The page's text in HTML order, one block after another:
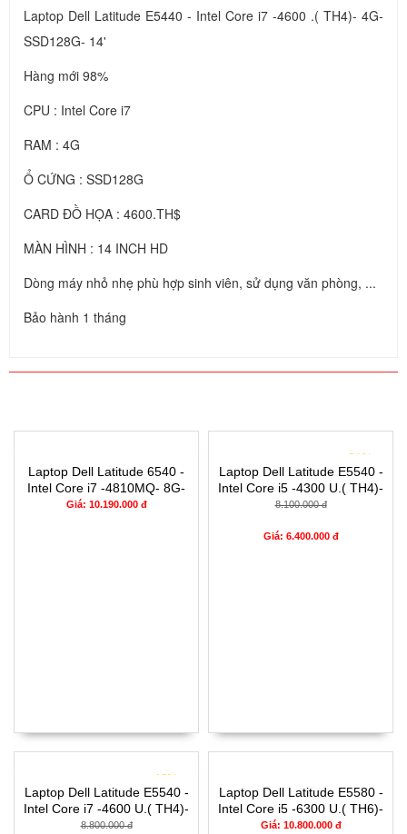
Laptop Dell Latitude E5440 - Intel Core i7 -4600 .( TH4)- 4G-
SSD128G- 14'
Hàng mới 98%
CPU : Intel Core i7
RAM : 4G
Ổ CỨNG : SSD128G
CARD ĐỒ HỌA : 4600.TH$
MÀN HÌNH : 14 INCH HD
Dòng máy nhỏ nhẹ phù hợp sinh viên, sử dụng văn phòng, ...
Bảo hành 1 tháng
Laptop Dell Latitude 6540 -
Intel Core i7 -4810MQ- 8G-
SSD240G - Đồ họa HD
Giá: 10.190.000 đ
- 21%
Laptop Dell Latitude E5540 -
Intel Core i5 -4300 U.( TH4)-
4G- SSD128G- 16.5'
8.100.000 đ
Giá: 6.400.000 đ
- 16%
Laptop Dell Latitude E5540 -
Intel Core i7 -4600 U.( TH4)-
4G- SSD128G- 16.5'
8.800.000 đ
Laptop Dell Latitude E5580 -
Intel Core i5 -6300 U.( TH6)-
8G- SSD256G- 16.5'
Giá: 10.800.000 đ